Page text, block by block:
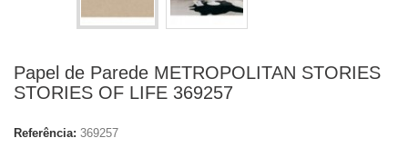
Papel de Parede METROPOLITAN STORIES
STORIES OF LIFE 369257
Referência: 369257